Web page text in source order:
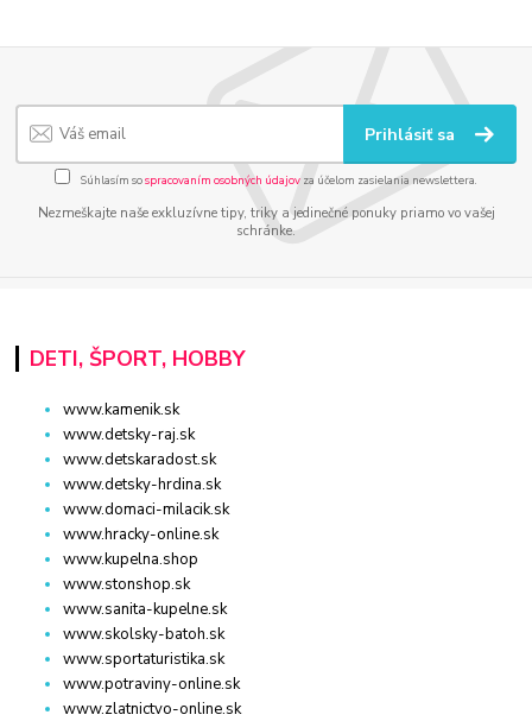
Prihlásiť sa
Súhlasím sospracovaním osobných údajov za účelom zasielania newslettera.
Nezmeškajte naše exkluzívne tipy, triky a jedinečné ponuky priamo vo vašej
schránke.
DETI, ŠPORT, HOBBY
www.kamenik.sk
www.detsky-raj.sk
www.detskaradost.sk
www.detsky-hrdina.sk
www.domaci-milacik.sk
www.hracky-online.sk
www.kupelna.shop
www.stonshop.sk
www.sanita-kupelne.sk
www.skolsky-batoh.sk
www.sportaturistika.sk
www.potraviny-online.sk
www.zlatnictvo-online.sk